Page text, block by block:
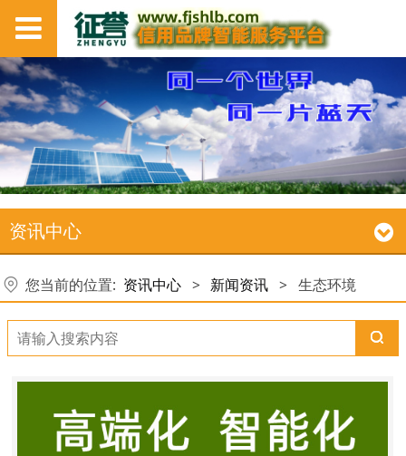
资讯中心
您当前的位置: 资讯中心 > 新闻资讯 > 生态环境